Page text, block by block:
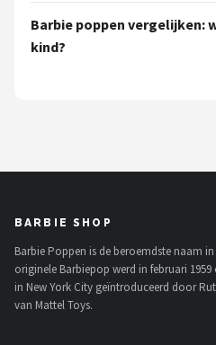
Corolle
Alle merken →
Barbie poppen vergelijken:
kind?
BARBIE SHOP
Barbie Poppen is de beroemdste naam
originele Barbiepop werd in februari
in New York City geïntroduceerd door
van Mattel Toys.